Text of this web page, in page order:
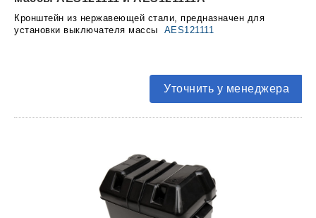
Кронштейн из нержавеющей стали, предназначен для
установки выключателя массы
AES121111
Уточнить у менеджера